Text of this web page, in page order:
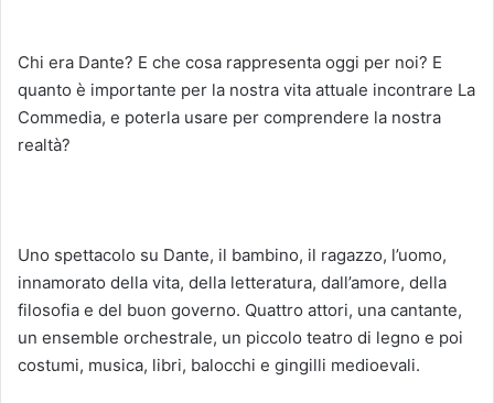
Chi era Dante? E che cosa rappresenta oggi per noi? E
quanto è importante per la nostra vita attuale incontrare La
Commedia, e poterla usare per comprendere la nostra
realtà?
Uno spettacolo su Dante, il bambino, il ragazzo, l’uomo,
innamorato della vita, della letteratura, dall’amore, della
filosofia e del buon governo. Quattro attori, una cantante,
un ensemble orchestrale, un piccolo teatro di legno e poi
costumi, musica, libri, balocchi e gingilli medioevali.